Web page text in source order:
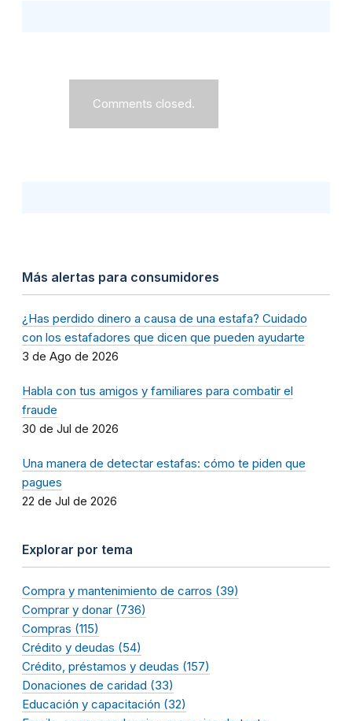
Comments closed.
Más alertas para consumidores
¿Has perdido dinero a causa de una estafa? Cuidado
con los estafadores que dicen que pueden ayudarte
3 de Ago de 2026
Habla con tus amigos y familiares para combatir el
fraude
30 de Jul de 2026
Una manera de detectar estafas: cómo te piden que
pagues
22 de Jul de 2026
Explorar por tema
Compra y mantenimiento de carros (39)
Comprar y donar (736)
Compras (115)
Crédito y deudas (54)
Crédito, préstamos y deudas (157)
Donaciones de caridad (33)
Educación y capacitación (32)